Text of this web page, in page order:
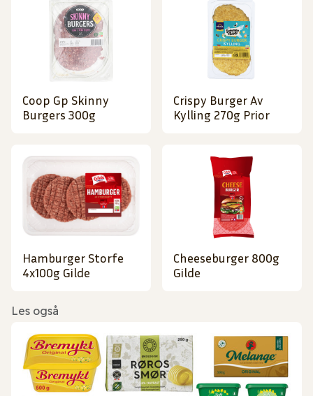
Coop Gp Skinny
Burgers 300g
Crispy Burger Av
Kylling 270g Prior
Hamburger Storfe
4x100g Gilde
Cheeseburger 800g
Gilde
Les også